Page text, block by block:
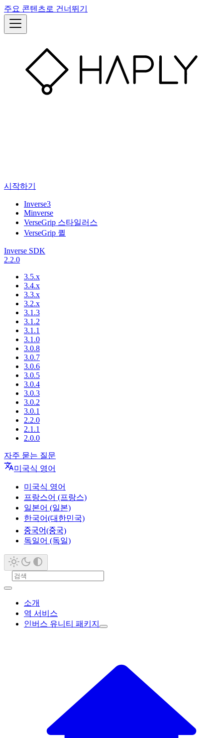
주요 콘텐츠로 건너뛰기
시작하기
Inverse3
Minverse
VerseGrip 스타일러스
VerseGrip 퀼
Inverse SDK
2.2.0
3.5.x
3.4.x
3.3.x
3.2.x
3.1.3
3.1.2
3.1.1
3.1.0
3.0.8
3.0.7
3.0.6
3.0.5
3.0.4
3.0.3
3.0.2
3.0.1
2.2.0
2.1.1
2.0.0
자주 묻는 질문
미국식 영어
미국식 영어
프랑스어 (프랑스)
일본어 (일본)
한국어(대한민국)
중국어(중국)
독일어 (독일)
소개
역 서비스
인버스 유니티 패키지